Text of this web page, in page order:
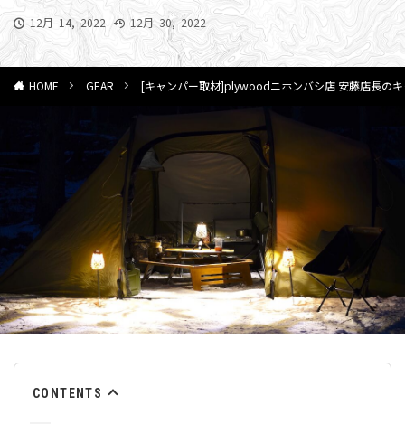
12月 14, 2022 12月 30, 2022
HOME GEAR [キャンパー取材]plywoodニホンバシ店 安藤店長の
CONTENTS